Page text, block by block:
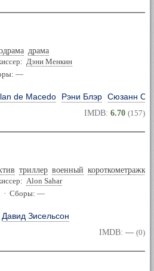
драма
Дэни Менкин
—
de Macedo Рэни Блэр Сюзанн
IMDB: 6.70 (157)
триллер военный короткометражка
Alon Sahar
· Сборы: —
Давид Зисельсон
IMDB: — (0)